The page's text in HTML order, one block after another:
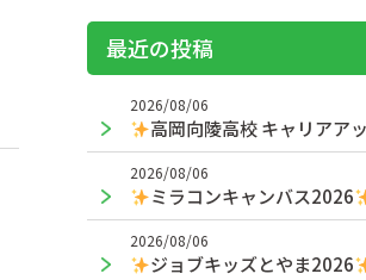
最近の投稿
高岡向陵高校 キャリアアップ
2026/08/06
ミラコンキャンバス2026
2026/08/06
ジョブキッズとやま2026
2026/08/06